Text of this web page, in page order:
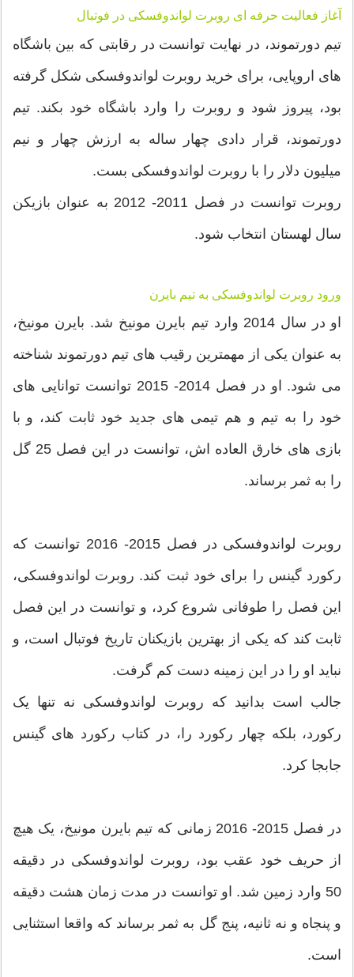
آغاز فعالیت حرفه ای روبرت لواندوفسکی در فوتبال
تیم دورتموند، در نهایت توانست در رقابتی که بین باشگاه
های اروپایی، برای خرید روبرت لواندوفسکی شکل گرفته
بود، پیروز شود و روبرت را وارد باشگاه خود بکند. تیم
دورتموند، قرار دادی چهار ساله به ارزش چهار و نیم
میلیون دلار را با روبرت لواندوفسکی بست.
روبرت توانست در فصل 2011- 2012 به عنوان بازیکن
سال لهستان انتخاب شود.
ورود روبرت لواندوفسکی به تیم بایرن
او در سال 2014 وارد تیم بایرن مونیخ شد. بایرن مونیخ،
به عنوان یکی از مهمترین رقیب های تیم دورتموند شناخته
می شود. او در فصل 2014- 2015 توانست توانایی های
خود را به تیم و هم تیمی های جدید خود ثابت کند، و با
بازی های خارق العاده اش، توانست در این فصل 25 گل
را به ثمر برساند.
روبرت لواندوفسکی در فصل 2015- 2016 توانست که
رکورد گینس را برای خود ثبت کند. روبرت لواندوفسکی،
این فصل را طوفانی شروع کرد، و توانست در این فصل
ثابت کند که یکی از بهترین بازیکنان تاریخ فوتبال است، و
نباید او را در این زمینه دست کم گرفت.
جالب است بدانید که روبرت لواندوفسکی نه تنها یک
رکورد، بلکه چهار رکورد را، در کتاب رکورد های گینس
جابجا کرد.
در فصل 2015- 2016 زمانی که تیم بایرن مونیخ، یک هیچ
از حریف خود عقب بود، روبرت لواندوفسکی در دقیقه
50 وارد زمین شد. او توانست در مدت زمان هشت دقیقه
و پنجاه و نه ثانیه، پنج گل به ثمر برساند که واقعا استثنایی
است.